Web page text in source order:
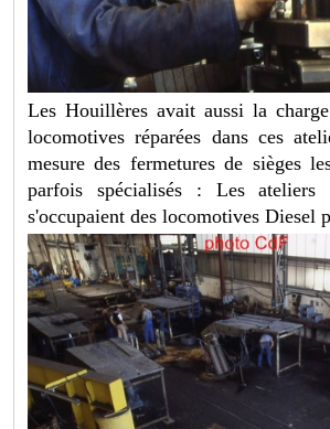
Les Houillères avait aussi la
locomotives réparées dans ces
mesure des fermetures de sièges
parfois spécialisés : Les ateliers
s'occupaient des locomotives Diesel